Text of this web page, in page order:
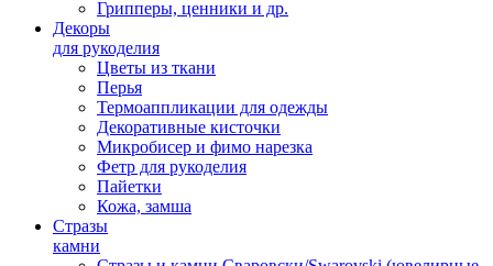
Грипперы, ценники и др.
Декоры
для рукоделия
Цветы из ткани
Перья
Термоаппликации для одежды
Декоративные кисточки
Микробисер и фимо нарезка
Фетр для рукоделия
Пайетки
Кожа, замша
Стразы
камни